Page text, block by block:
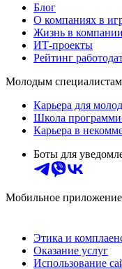
Блог
О компаниях в
Жизнь в компании
ИТ-проекты
Рейтинг
Молодым специалистам
Карьера для
Школа
Карьера в
Боты для
Мобильное приложение
Этика и
Оказание услуг
Использование